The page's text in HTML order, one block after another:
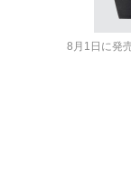
8月1日に発